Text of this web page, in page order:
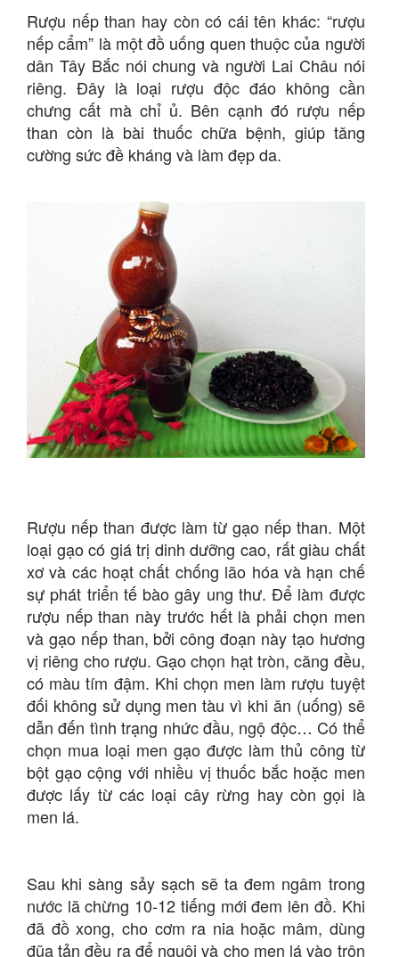
Rượu nếp than hay còn có cái tên khác: “rượu
nếp cẩm” là một đồ uống quen thuộc của người
dân Tây Bắc nói chung và người Lai Châu nói
riêng. Đây là loại rượu độc đáo không cần
chưng cất mà chỉ ủ. Bên cạnh đó rượu nếp
than còn là bài thuốc chữa bệnh, giúp tăng
cường sức đề kháng và làm đẹp da.
Rượu nếp than được làm từ gạo nếp than. Một
loại gạo có giá trị dinh dưỡng cao, rất giàu chất
xơ và các hoạt chất chống lão hóa và hạn chế
sự phát triển tế bào gây ung thư. Để làm được
rượu nếp than này trước hết là phải chọn men
và gạo nếp than, bởi công đoạn này tạo hương
vị riêng cho rượu. Gạo chọn hạt tròn, căng đều,
có màu tím đậm. Khi chọn men làm rượu tuyệt
đối không sử dụng men tàu vì khi ăn (uống) sẽ
dẫn đến tình trạng nhức đầu, ngộ độc… Có thể
chọn mua loại men gạo được làm thủ công từ
bột gạo cộng với nhiều vị thuốc bắc hoặc men
được lấy từ các loại cây rừng hay còn gọi là
men lá.
Sau khi sàng sảy sạch sẽ ta đem ngâm trong
nước lã chừng 10-12 tiếng mới đem lên đồ. Khi
đã đồ xong, cho cơm ra nia hoặc mâm, dùng
đũa tản đều ra để nguội và cho men lá vào trộn